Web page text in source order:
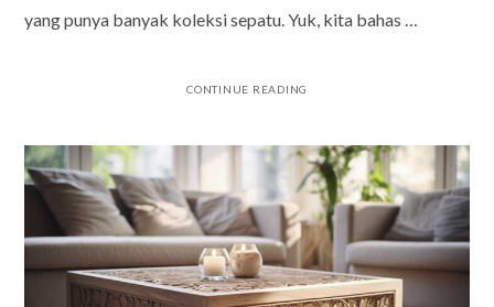
yang punya banyak koleksi sepatu. Yuk, kita bahas …
CONTINUE READING